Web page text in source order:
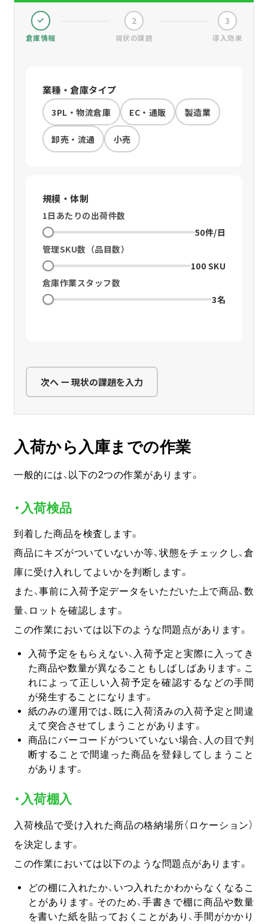
倉庫情報
2
現状の課題
3
導入効果
業種・倉庫タイプ
3PL・物流倉庫 EC・通販 製造業
卸売・流通 小売
規模・体制
1日あたりの出荷件数
50件/日
管理SKU数（品目数）
100 SKU
倉庫作業スタッフ数
3名
次へ ー 現状の課題を入力
入荷から入庫までの作業
一般的には、以下の2つの作業があります。
・入荷検品
到着した商品を検査します。
商品にキズがついていないか等、状態をチェックし、倉
庫に受け入れしてよいかを判断します。
また、事前に入荷予定データをいただいた上で商品、数
量、ロットを確認します。
この作業においては以下のような問題点があります。
入荷予定をもらえない、入荷予定と実際に入ってき
た商品や数量が異なることもしばしばあります。こ
れによって正しい入荷予定を確認するなどの手間
が発生することになります。
紙のみの運用では、既に入荷済みの入荷予定と間違
えて突合させてしまうことがあります。
商品にバーコードがついていない場合、人の目で判
断することで間違った商品を登録してしまうこと
があります。
・入荷棚入
入荷検品で受け入れた商品の格納場所（ロケーション）
を決定します。
この作業においては以下のような問題点があります。
どの棚に入れたか、いつ入れたかわからなくなるこ
とがあります。そのため、手書きで棚に商品や数量
を書いた紙を貼っておくことがあり、手間がかかり